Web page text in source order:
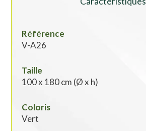
Référence
V-A26
Taille
100 x 180 cm (Ø x h)
Coloris
Vert